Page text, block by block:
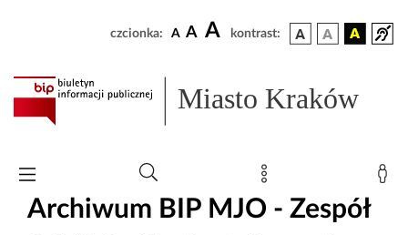
czcionka: A A A kontrast:
Miasto Kraków
Archiwum BIP MJO - Zespół